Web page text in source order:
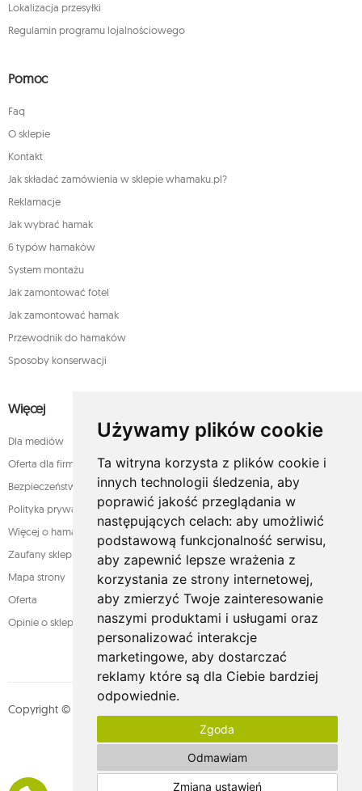
Używamy plików cookie
Ta witryna korzysta z plików cookie i
innych technologii śledzenia, aby
poprawić jakość przeglądania w
następujących celach: aby umożliwić
podstawową funkcjonalność serwisu,
aby zapewnić lepsze wrażenia z
korzystania ze strony internetowej,
aby zmierzyć Twoje zainteresowanie
naszymi produktami i usługami oraz
personalizować interakcje
marketingowe, aby dostarczać
reklamy które są dla Ciebie bardziej
odpowiednie.
Zgoda
Odmawiam
Zmiana ustawień
Lokalizacja przesyłki
Regulamin programu lojalnościowego
Pomoc
Faq
O sklepie
Kontakt
Jak składać zamówienia w sklepie whamaku.pl?
Reklamacje
Jak wybrać hamak
6 typów hamaków
System montażu
Jak zamontować fotel
Jak zamontować hamak
Przewodnik do hamaków
Sposoby konserwacji
Więcej
Dla mediów
Oferta dla firm
Bezpieczeństwo płatności
Polityka prywatności
Więcej o hamakach
Zaufany sklep
Mapa strony
Oferta
Opinie o sklepie
Copyright © whamaku.pl. Wszystkie prawa zastrzeżone. Designed by
MOUTON interactive